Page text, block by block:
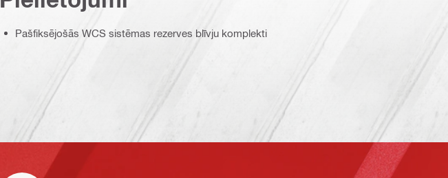
Pašfiksējošās WCS sistēmas rezerves blīvju komplekti